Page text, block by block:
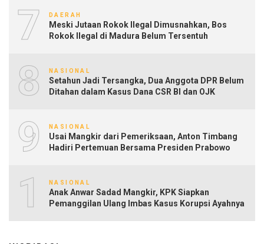
7 DAERAH
Meski Jutaan Rokok Ilegal Dimusnahkan, Bos
Rokok Ilegal di Madura Belum Tersentuh
8 NASIONAL
Setahun Jadi Tersangka, Dua Anggota DPR Belum
Ditahan dalam Kasus Dana CSR BI dan OJK
9 NASIONAL
Usai Mangkir dari Pemeriksaan, Anton Timbang
Hadiri Pertemuan Bersama Presiden Prabowo
10NASIONAL
Anak Anwar Sadad Mangkir, KPK Siapkan
Pemanggilan Ulang Imbas Kasus Korupsi Ayahnya